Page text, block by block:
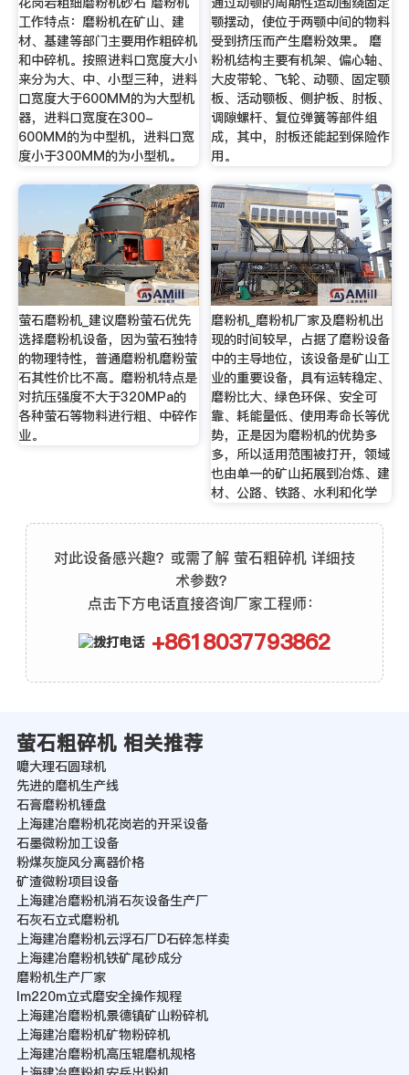
工作特点：磨粉机在矿山、建
材、基建等部门主要用作粗碎机
和中碎机。按照进料口宽度大小
来分为大、中、小型三种，进料
口宽度大于600MM的为大型机
器，进料口宽度在300-
600MM的为中型机，进料口宽
度小于300MM的为小型机。
颚摆动，使位于两颚中间的物料
受到挤压而产生磨粉效果。 磨
粉机结构主要有机架、偏心轴、
大皮带轮、飞轮、动颚、固定颚
板、活动颚板、侧护板、肘板、
调隙螺杆、复位弹簧等部件组
成，其中，肘板还能起到保险作
用。
萤石磨粉机_建议磨粉萤石优先
选择磨粉机设备，因为萤石独特
的物理特性，普通磨粉机磨粉萤
石其性价比不高。磨粉机特点是
对抗压强度不大于320MPa的
各种萤石等物料进行粗、中碎作
业。
磨粉机_磨粉机厂家及磨粉机出
现的时间较早，占据了磨粉设备
中的主导地位，该设备是矿山工
业的重要设备，具有运转稳定、
磨粉比大、绿色环保、安全可
靠、耗能量低、使用寿命长等优
势，正是因为磨粉机的优势多
多，所以适用范围被打开，领域
也由单一的矿山拓展到冶炼、建
材、公路、铁路、水利和化学
对此设备感兴趣？或需了解 萤石粗碎机 详细技
术参数？
点击下方电话直接咨询厂家工程师：
+8618037793862
萤石粗碎机 相关推荐
嚰大理石圆球机
先进的磨机生产线
石膏磨粉机锤盘
上海建冶磨粉机花岗岩的开采设备
石墨微粉加工设备
粉煤灰旋风分离器价格
矿渣微粉项目设备
上海建冶磨粉机消石灰设备生产厂
石灰石立式磨粉机
上海建冶磨粉机云浮石厂D石碎怎样卖
上海建冶磨粉机铁矿尾砂成分
磨粉机生产厂家
lm220m立式磨安全操作规程
上海建冶磨粉机景德镇矿山粉碎机
上海建冶磨粉机矿物粉碎机
上海建冶磨粉机高压辊磨机规格